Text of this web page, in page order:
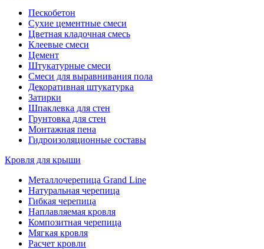
Пескобетон
Сухие цементные смеси
Цветная кладочная смесь
Клеевые смеси
Цемент
Штукатурные смеси
Смеси для выравнивания пола
Декоративная штукатурка
Затирки
Шпаклевка для стен
Грунтовка для стен
Монтажная пена
Гидроизоляционные составы
Кровля для крыши
Металлочерепица Grand Line
Натуральная черепица
Гибкая черепица
Наплавляемая кровля
Композитная черепица
Мягкая кровля
Расчет кровли